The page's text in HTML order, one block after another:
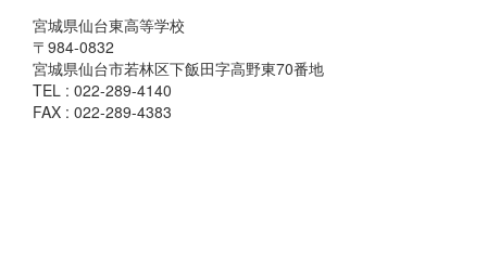
宮城県仙台東高等学校
〒984-0832
宮城県仙台市若林区下飯田字高野東70番地
TEL : 022-289-4140
FAX : 022-289-4383